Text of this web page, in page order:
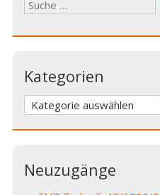
Kategorien
Kategorien
Neuzugänge